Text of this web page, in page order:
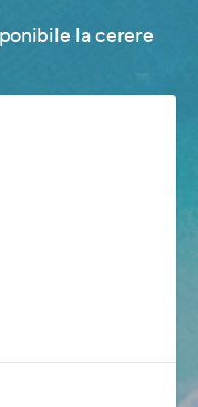
la cerere